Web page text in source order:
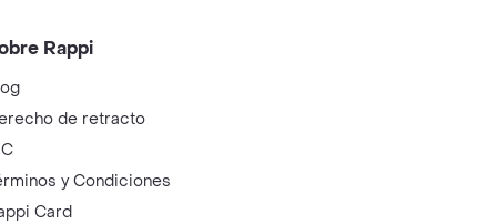
Rappi
de retracto
y Condiciones
Card